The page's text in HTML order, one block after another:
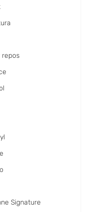
repos
Signature